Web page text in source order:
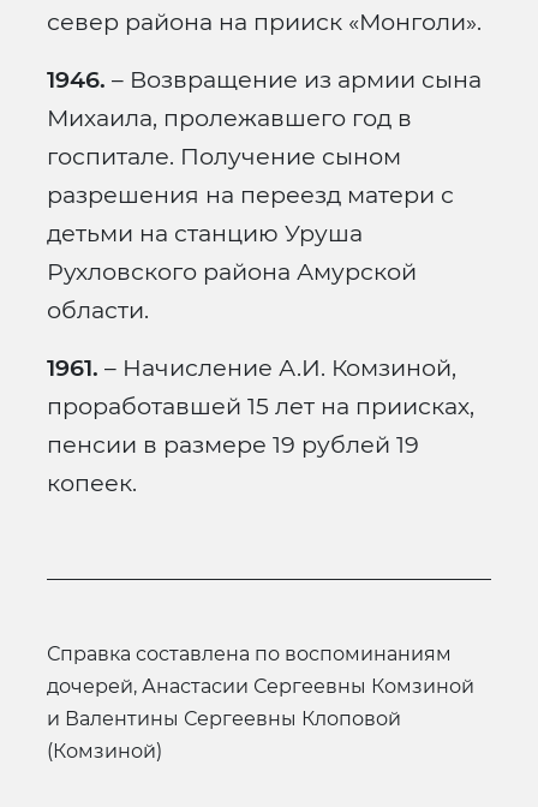
север района на прииск «Монголи».
1946. – Возвращение из армии сына
Михаила, пролежавшего год в
госпитале. Получение сыном
разрешения на переезд матери с
детьми на станцию Уруша
Рухловского района Амурской
области.
1961. – Начисление А.И. Комзиной,
проработавшей 15 лет на приисках,
пенсии в размере 19 рублей 19
копеек.
справка составлена по воспоминаниям
дочерей, Анастасии Сергеевны Комзиной
и Валентины Сергеевны Клоповой
(Комзиной)